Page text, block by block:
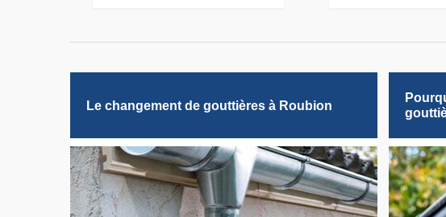
Le changement de gouttières à Roubion